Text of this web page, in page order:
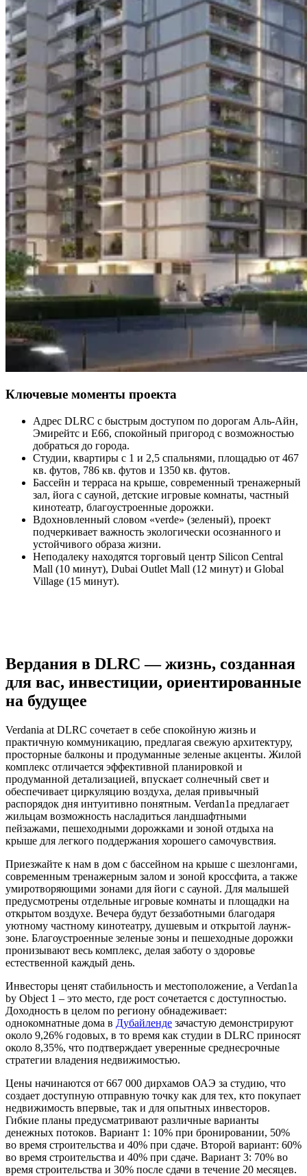
Ключевые моменты проекта
Адрес DLRC с быстрым доступом по дорогам Аль-Айн,
Эмирейтс и E66, спокойный пригород с возможностью
добраться до города.
Студии, квартиры с 1 и 2,5 спальнями, площадью от 467
кв. футов, 786 кв. футов и 1350 кв. футов.
Бассейн и терраса на крыше, современный тренажерный
зал, йога с сауной, детские игровые комнаты, частный
кинотеатр, благоустроенные дорожки.
Вдохновленный словом «verde» (зеленый), проект
подчеркивает важность экологически осознанного и
устойчивого образа жизни.
Неподалеку находятся торговый центр Silicon Central
Mall (10 минут), Dubai Outlet Mall (12 минут) и Global
Village (15 минут).
Вердания в DLRC — жизнь, созданная
для вас, инвестиции, ориентированные
на будущее
Verdania at DLRC сочетает в себе спокойную жизнь и
практичную коммуникацию, предлагая свежую архитектуру,
просторные балконы и продуманные зеленые акценты. Жилой
комплекс отличается эффективной планировкой и
продуманной детализацией, впускает солнечный свет и
обеспечивает циркуляцию воздуха, делая привычный
распорядок дня интуитивно понятным. Verdan1a предлагает
жильцам возможность насладиться ландшафтными
пейзажами, пешеходными дорожками и зоной отдыха на
крыше для легкого поддержания хорошего самочувствия.
Приезжайте к нам в дом с бассейном на крыше с шезлонгами,
современным тренажерным залом и зоной кроссфита, а также
умиротворяющими зонами для йоги с сауной. Для малышей
предусмотрены отдельные игровые комнаты и площадки на
открытом воздухе. Вечера будут беззаботными благодаря
уютному частному кинотеатру, душевым и открытой лаунж-
зоне. Благоустроенные зеленые зоны и пешеходные дорожки
пронизывают весь комплекс, делая заботу о здоровье
естественной каждый день.
Инвесторы ценят стабильность и местоположение, а Verdan1a
by Object 1 – это место, где рост сочетается с доступностью.
Доходность в целом по региону обнадеживает:
однокомнатные дома в Дубайленде зачастую демонстрируют
около 9,26% годовых, в то время как студии в DLRC приносят
около 8,35%, что подтверждает уверенные среднесрочные
стратегии владения недвижимостью.
Цены начинаются от 667 000 дирхамов ОАЭ за студию, что
создает доступную отправную точку как для тех, кто покупает
недвижимость впервые, так и для опытных инвесторов.
Гибкие планы предусматривают различные варианты
денежных потоков. Вариант 1: 10% при бронировании, 50%
во время строительства и 40% при сдаче. Второй вариант: 60%
во время строительства и 40% при сдаче. Вариант 3: 70% во
время строительства и 30% после сдачи в течение 20 месяцев.